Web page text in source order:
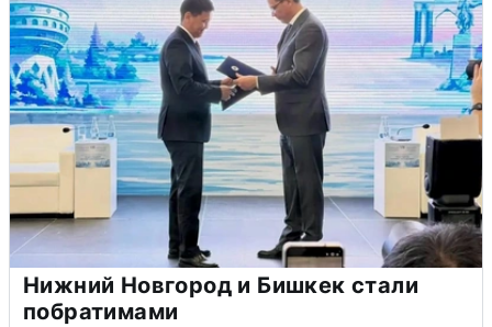
Нижний Новгород и Бишкек стали
побратимами